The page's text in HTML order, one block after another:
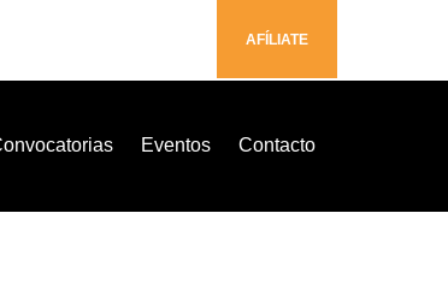
AFÍLIATE
Eventos Contacto